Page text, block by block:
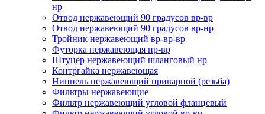
нр
Отвод нержавеющий 90 градусов вр-вр
Отвод нержавеющий 90 градусов вр-нр
Тройник нержавеющий вр-вр-вр
Футорка нержавеющая нр-вр
Штуцер нержавеющий шланговый нр
Контргайка нержавеющая
Ниппель нержавеющий приварной (резьба)
Фильтры нержавеющие
Фильтр нержавеющий угловой фланцевый